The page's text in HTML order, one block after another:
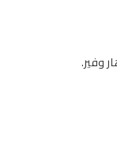
وفير.